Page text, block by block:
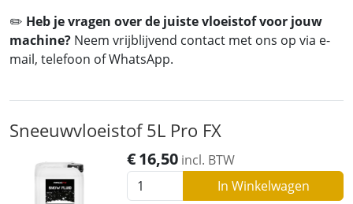
✏️ Heb je vragen over de juiste vloeistof voor jouw
machine? Neem vrijblijvend contact met ons op via e-
mail, telefoon of WhatsApp.
Sneeuwvloeistof 5L Pro FX
€16,50 incl. BTW
In Winkelwagen